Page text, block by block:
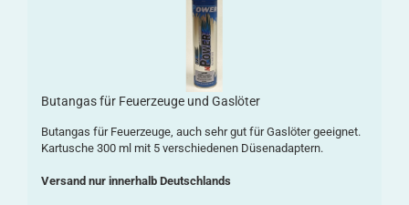
Butangas für Feuerzeuge und Gaslöter
Butangas für Feuerzeuge, auch sehr gut für Gaslöter geeignet.
Kartusche 300 ml mit 5 verschiedenen Düsenadaptern.
Versand nur innerhalb Deutschlands